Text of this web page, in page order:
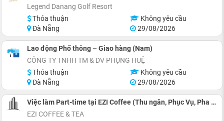
Legend Danang Golf Resort
Thỏa thuận
Không yêu cầu
Đà Nẵng
29/08/2026
Lao động Phổ thông – Giao hàng (Nam)
CÔNG TY TNHH TM & DV PHỤNG HUỆ
Thỏa thuận
Không yêu cầu
Đà Nẵng
29/08/2026
Việc làm Part-time tại EZI Coffee (Thu ngân, Phục Vụ, Pha chế)
EZI COFFEE & TEA